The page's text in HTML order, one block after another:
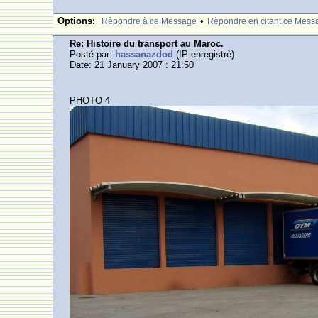
Options: Rèpondre à ce Message • Rèpondre en citant ce
Re: Histoire du transport au Maroc.
Posté par: hassanazdod (IP enregistrè)
Date: 21 January 2007 : 21:50
PHOTO 4